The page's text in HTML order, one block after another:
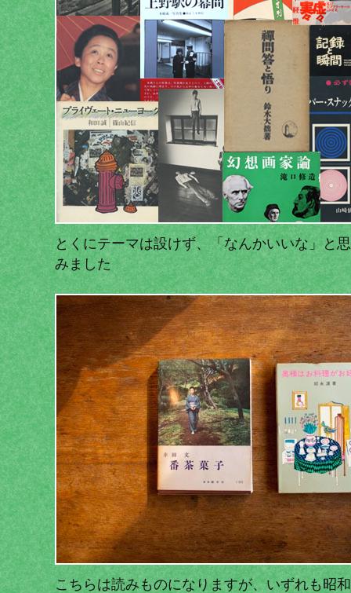
とくにテーマは設けず、「なんかいいな」と
みました
こちらは読みものになりますが、いずれも昭